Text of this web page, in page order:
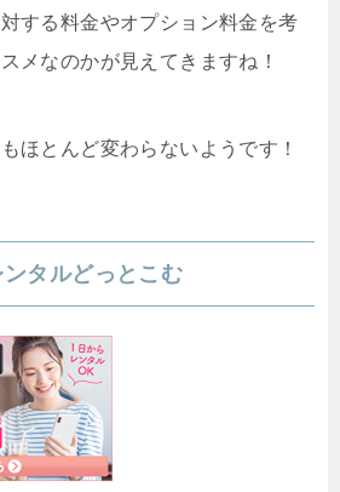
する料金やオプション料金を考
メなのかが見えてきますね！
ほとんど変わらないようです！
タルどっとこむ